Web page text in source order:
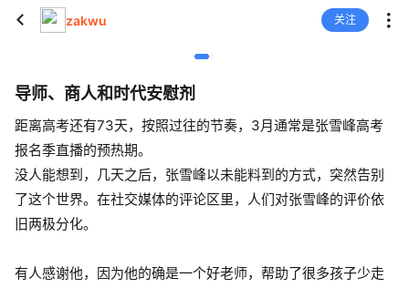
zakwu 关注
导师、商人和时代安慰剂
距离高考还有73天，按照过往的节奏，3月通常是张雪峰高考
报名季直播的预热期。
没人能想到，几天之后，张雪峰以未能料到的方式，突然告别
了这个世界。在社交媒体的评论区里，人们对张雪峰的评价依
旧两极分化。
有人感谢他，因为他的确是一个好老师，帮助了很多孩子少走